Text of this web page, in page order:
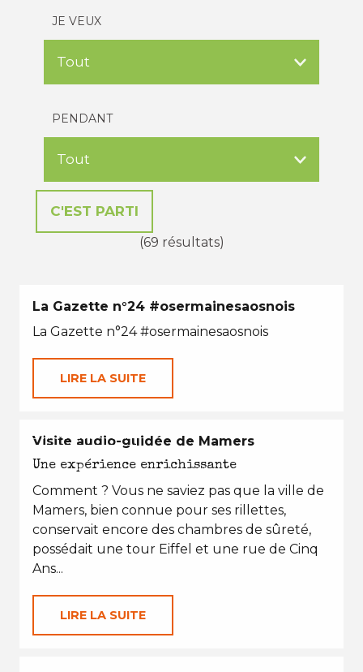
JE VEUX
PENDANT
(69 résultats)
La Gazette n°24 #osermainesaosnois
La Gazette n°24 #osermainesaosnois
LIRE LA SUITE
EN TOUTES SAISONS
Visite audio-guidée de Mamers
Une expérience enrichissante
Comment ? Vous ne saviez pas que la ville de
Mamers, bien connue pour ses rillettes,
conservait encore des chambres de sûreté,
possédait une tour Eiffel et une rue de Cinq
Ans...
LIRE LA SUITE